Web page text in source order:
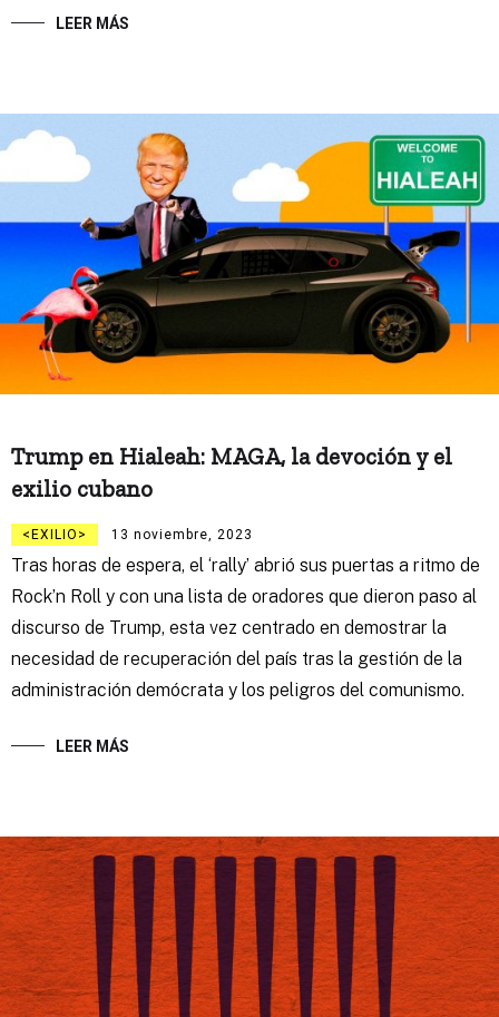
LEER MÁS
Trump en Hialeah: MAGA, la devoción y el
exilio cubano
EXILIO 13 noviembre, 2023
Tras horas de espera, el ‘rally’ abrió sus puertas a ritmo de
Rock’n Roll y con una lista de oradores que dieron paso al
discurso de Trump, esta vez centrado en demostrar la
necesidad de recuperación del país tras la gestión de la
administración demócrata y los peligros del comunismo.
LEER MÁS